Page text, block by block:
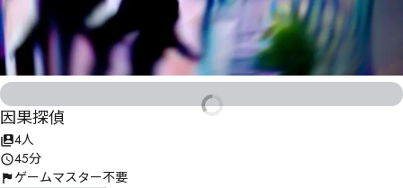
因果探偵
4人
45分
ゲームマスター不要